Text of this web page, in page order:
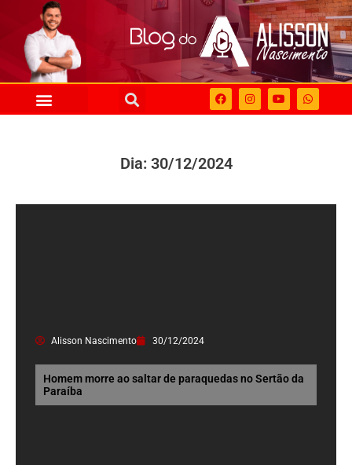
Dia: 30/12/2024
Alisson Nascimento 30/12/2024
Homem morre ao saltar de paraquedas no Sertão da
Paraíba